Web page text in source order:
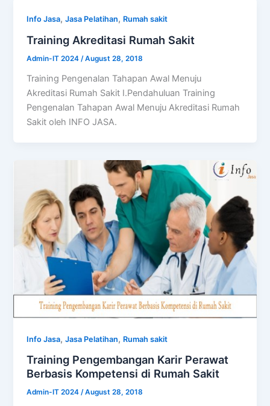
Info Jasa,Jasa Pelatihan, Rumah sakit
Training Akreditasi Rumah Sakit
Admin-IT 2024/August 28, 2018
Training Pengenalan Tahapan Awal Menuju
Akreditasi Rumah Sakit I.Pendahuluan Training
Pengenalan Tahapan Awal Menuju Akreditasi Rumah
Sakit oleh INFO JASA.
Info Jasa,Jasa Pelatihan, Rumah sakit
Training Pengembangan Karir Perawat
Berbasis Kompetensi di Rumah Sakit
Admin-IT 2024/August 28, 2018